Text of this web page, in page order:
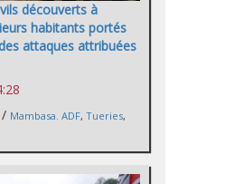
découverts à
habitants portés
attaques attribuées
/ Mambasa. ADF, Tueries,